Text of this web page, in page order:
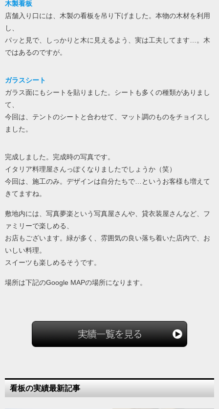
木製看板
店舗入り口には、木製の看板を吊り下げました。本物の木材を利用
し、
パッと見で、しっかりと木に見えるよう、実は工夫してます…。木
ではあるのですが。
ガラスシート
ガラス面にもシートを貼りました。シートも多くの種類がありまし
て、
今回は、テントのシートと合わせて、マット調のものをチョイスし
ました。
完成しました。完成時の写真です。
イタリア料理屋さんっぽくなりましたでしょうか（笑）
今回は、施工のみ。デザインは自分たちで…というお客様も増えて
きてますね。
敷地内には、写真夢楽という写真屋さんや、貸衣装屋さんなど、フ
ァミリーで楽しめる、
お店もございます。緑が多く、雰囲気の良い落ち着いた店内で、お
いしい料理。
スイーツも楽しめるそうです。
場所は下記のGoogle MAPの場所になります。
看板の実績最新記事